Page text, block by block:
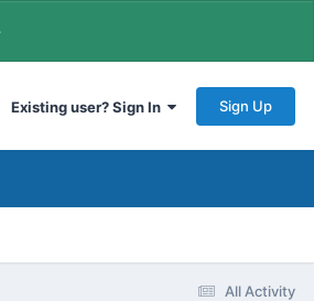
Existing user? Sign In Sign Up
All Activity